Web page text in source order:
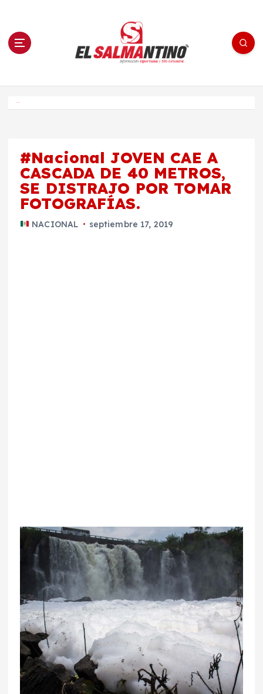
n El Salmantino - medios/noticias/editorial
#Nacional JOVEN CAE A
CASCADA DE 40 METROS,
SE DISTRAJO POR TOMAR
FOTOGRAFÍAS.
NACIONAL septiembre 17, 2019